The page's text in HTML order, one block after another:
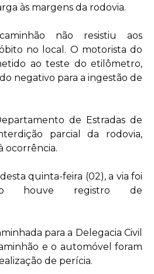
às margens da rodovia.
não resistiu aos
no local. O motorista do
ao teste do etilômetro,
negativo para a ingestão de
de Estradas de
parcial da rodovia,
ocorrência.
quinta-feira (02), a via foi
houve registro de
para a Delegacia Civil
e o automóvel foram
de perícia.